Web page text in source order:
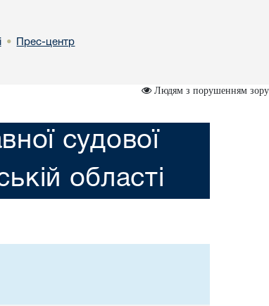
• Прес-центр
Людям з порушенням зору
судової
області